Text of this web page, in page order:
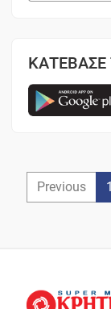
ΚΑΤΕΒΑΣΕ
Previous 1